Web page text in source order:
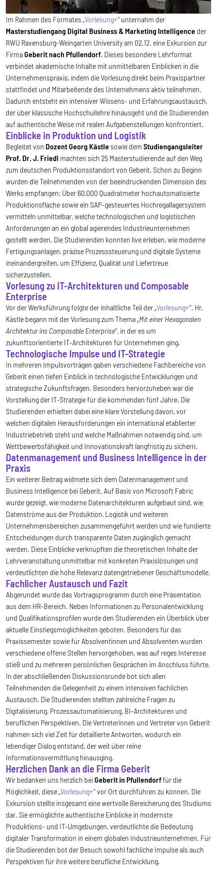
Im Rahmen des Formates „Vorlesung+“ unternahm der
Masterstudiengang Digital Business & Marketing Intelligence der
RWU Ravensburg-Weingarten University am 02.12. eine Exkursion zur
FirmaGeberit nach Pfullendorf. Dieses besondere Lehrformat
verbindet akademische Inhalte mit unmittelbaren Einblicken in die
Unternehmenspraxis, indem die Vorlesung direkt beim Praxispartner
stattfindet und Mitarbeitende des Unternehmens aktiv teilnehmen.
Dadurch entsteht ein intensiver Wissens- und Erfahrungsaustausch,
der über klassische Hochschullehre hinausgeht und die Studierenden
auf authentische Weise mit realen Aufgabenstellungen konfrontiert.
Einblicke in Produktion und Logistik
Begleitet von Dozent Georg Kästle sowie dem Studiengangsleiter
Prof. Dr. J. Friedl machten sich 25 Masterstudierende auf den Weg
zum deutschen Produktionsstandort von Geberit. Schon zu Beginn
wurden die Teilnehmenden von der beeindruckenden Dimension des
Werks empfangen: Über 60.000 Quadratmeter hochautomatisierte
Produktionsfläche sowie ein SAP-gesteuertes Hochregallagersystem
vermitteln unmittelbar, welche technologischen und logistischen
Anforderungen an ein global agierendes Industrieunternehmen
gestellt werden. Die Studierenden konnten live erleben, wie moderne
Fertigungsanlagen, präzise Prozesssteuerung und digitale Systeme
ineinandergreifen, um Effizienz, Qualität und Liefertreue
sicherzustellen.
Vorlesung zu IT-Architekturen und Composable
Enterprise
Vor der Werksführung folgte der inhaltliche Teil der „Vorlesung+“. Hr.
Kästle begann mit der Vorlesung zum Thema „Mit einer Hexagonalen
Architektur ins Composable Enterprise“, in der es um
zukunftsorientierte IT-Architekturen für Unternehmen ging.
Technologische Impulse und IT-Strategie
In mehreren Impulsvorträgen gaben verschiedene Fachbereiche von
Geberit einen tiefen Einblick in technologische Entwicklungen und
strategische Zukunftsfragen. Besonders hervorzuheben war die
Vorstellung der IT-Strategie für die kommenden fünf Jahre. Die
Studierenden erhielten dabei eine klare Vorstellung davon, vor
welchen digitalen Herausforderungen ein international etablierter
Industriebetrieb steht und welche Maßnahmen notwendig sind, um
Wettbewerbsfähigkeit und Innovationskraft langfristig zu sichern.
Datenmanagement und Business Intelligence in der
Praxis
Ein weiterer Beitrag widmete sich dem Datenmanagement und
Business Intelligence bei Geberit. Auf Basis von Microsoft Fabric
wurde gezeigt, wie moderne Datenarchitekturen aufgebaut sind, wie
Datenströme aus der Produktion, Logistik und weiteren
Unternehmensbereichen zusammengeführt werden und wie fundierte
Entscheidungen durch transparente Daten zugänglich gemacht
werden. Diese Einblicke verknüpften die theoretischen Inhalte der
Lehrveranstaltung unmittelbar mit konkreten Praxislösungen und
verdeutlichten die hohe Relevanz datengetriebener Geschäftsmodelle.
Fachlicher Austausch und Fazit
Abgerundet wurde das Vortragsprogramm durch eine Präsentation
aus dem HR-Bereich. Neben Informationen zu Personalentwicklung
und Qualifikationsprofilen wurde den Studierenden ein Überblick über
aktuelle Einstiegsmöglichkeiten geboten. Besonders für das
Praxissemester sowie für Absolventinnen und Absolventen wurden
verschiedene offene Stellen hervorgehoben, was auf reges Interesse
stieß und zu mehreren persönlichen Gesprächen im Anschluss führte.
In der abschließenden Diskussionsrunde bot sich allen
Teilnehmenden die Gelegenheit zu einem intensiven fachlichen
Austausch. Die Studierenden stellten zahlreiche Fragen zu
Digitalisierung, Prozessautomatisierung, BI-Architekturen und
beruflichen Perspektiven. Die Vertreterinnen und Vertreter von Geberit
nahmen sich viel Zeit für detaillierte Antworten, wodurch ein
lebendiger Dialog entstand, der weit über reine
Informationsvermittlung hinausging.
Herzlichen Dank an die Firma Geberit
Wir bedanken uns herzlich beiGeberit in Pfullendorffür die
Möglichkeit, diese „Vorlesung+“ vor Ort durchführen zu können. Die
Exkursion stellte insgesamt eine wertvolle Bereicherung des Studiums
dar. Sie ermöglichte authentische Einblicke in modernste
Produktions- und IT-Umgebungen, verdeutlichte die Bedeutung
digitaler Transformation in einem globalen Industrieunternehmen. Für
die Studierenden bot der Besuch sowohl fachliche Impulse als auch
Perspektiven für ihre weitere berufliche Entwicklung.